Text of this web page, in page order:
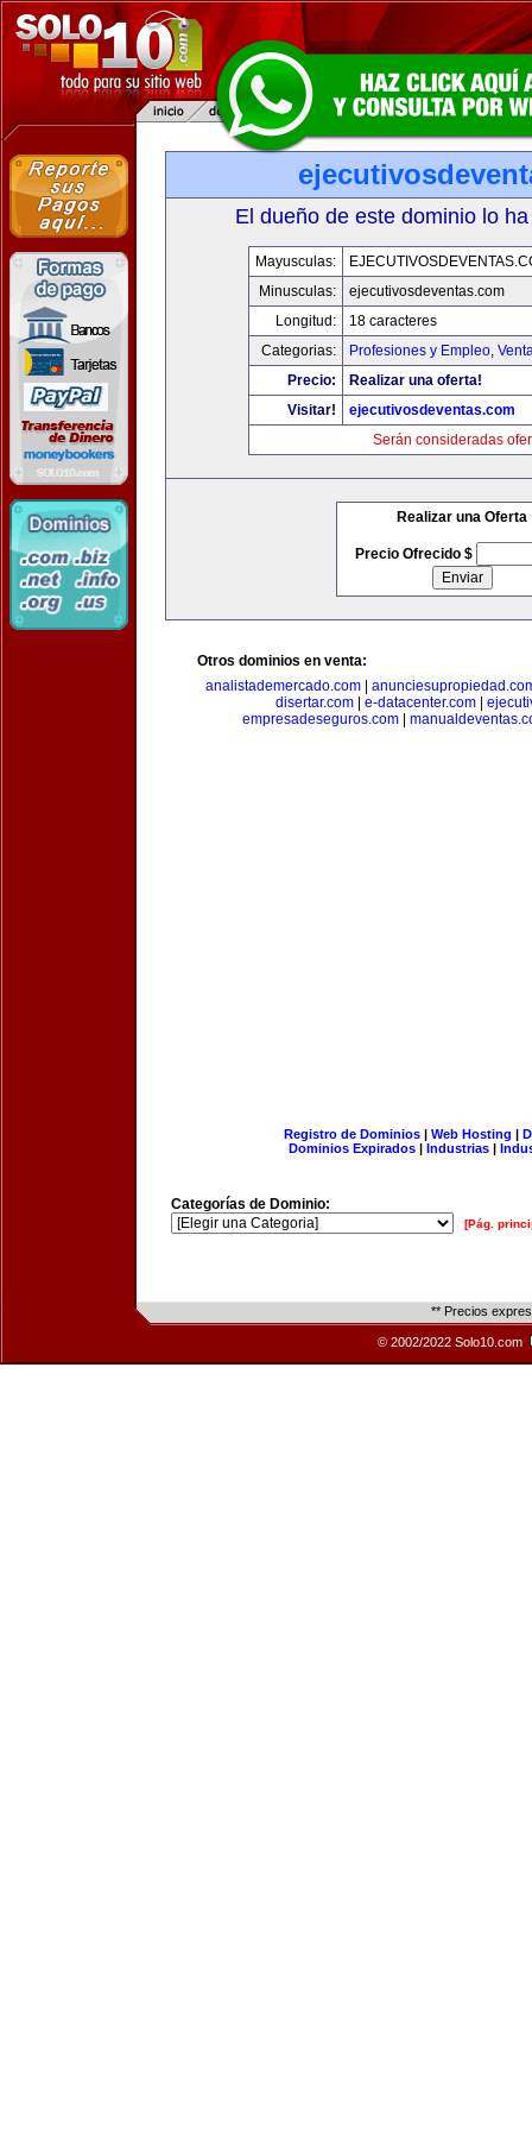
El dueño de este dominio lo
Mayusculas:
Minusculas:
ejecutivosdeventas.com
Longitud:
18 caracteres
Categorias:
Profesiones y Empleo,
Precio:
Realizar una oferta!
Visitar!
ejecutivosdeventas.com
Serán consideradas
Realizar una Oferta
Precio Ofrecido $
Otros dominios en venta:
analistademercado.com
disertar.com| e-datacenter.com|
empresadeseguros.com
Registro de Dominios| Web Hosting |
Dominios Expirados | Industrias |
Categorías de Dominio:
[Pág.
** Precios
© 2002/2022 Solo10.com